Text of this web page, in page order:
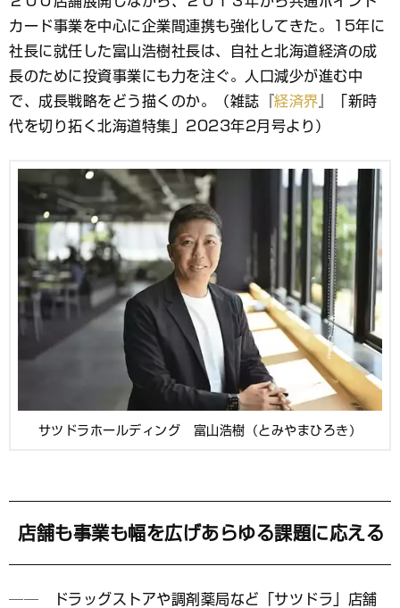
ク
カード事業を中心に企業間連携も強化してきた。15年に
社長に就任した富山浩樹社長は、自社と北海道経済の成
長のために投資事業にも力を注ぐ。人口減少が進む中
で、成長戦略をどう描くのか。（雑誌『 経済界 』「新時
代を切り拓く北海道特集」2023年2月号より）
サツドラホールディング 富山浩樹（とみやまひろき）
店舗も事業も幅を広げあらゆる課題に応える
── ドラッグストアや調剤薬局など「サツドラ」店舗